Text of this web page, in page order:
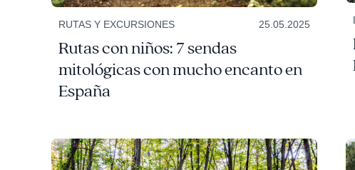
RUTAS Y EXCURSIONES 25.05.2025
Rutas con niños: 7 sendas
mitológicas con mucho encanto en
España